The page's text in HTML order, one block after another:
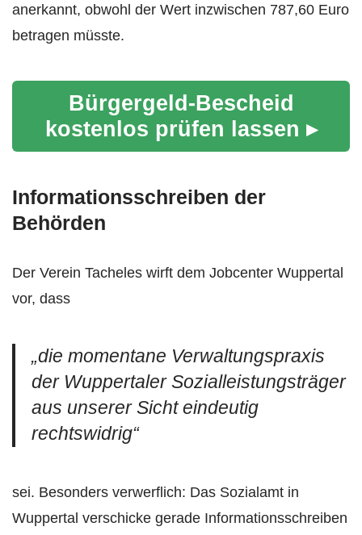
anerkannt, obwohl der Wert inzwischen 787,60 Euro
betragen müsste.
Bürgergeld-Bescheid
kostenlos prüfen lassen ▸
Informationsschreiben der
Behörden
Der Verein Tacheles wirft dem Jobcenter Wuppertal
vor, dass
„die momentane Verwaltungspraxis
der Wuppertaler Sozialleistungsträger
aus unserer Sicht eindeutig
rechtswidrig“
sei. Besonders verwerflich: Das Sozialamt in
Wuppertal verschicke gerade Informationsschreiben